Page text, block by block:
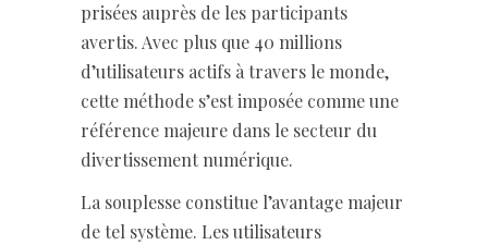
prisées auprès de les participants
avertis. Avec plus que 40 millions
d’utilisateurs actifs à travers le monde,
cette méthode s’est imposée comme une
référence majeure dans le secteur du
divertissement numérique.
La souplesse constitue l’avantage majeur
de tel système. Les utilisateurs